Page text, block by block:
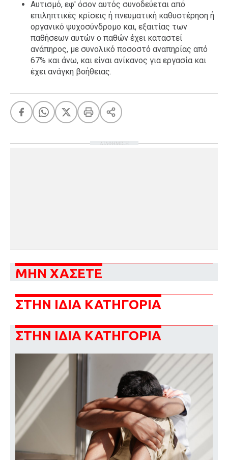
Αυτισμό, εφ' όσον αυτός συνοδεύεται από
επιληπτικές κρίσεις ή πνευματική καθυστέρηση ή
οργανικό ψυχοσύνδρομο και, εξαιτίας των
παθήσεων αυτών ο παθών έχει καταστεί
ανάπηρος, με συνολικό ποσοστό αναπηρίας από
67% και άνω, και είναι ανίκανος για εργασία και
έχει ανάγκη βοήθειας.
ΔΙΑΦΗΜΙΣΗ
ΜΗΝ ΧΑΣΕΤΕ
ΣΤΗΝ ΙΔΙΑ ΚΑΤΗΓΟΡΙΑ
ΣΤΗΝ ΙΔΙΑ ΚΑΤΗΓΟΡΙΑ